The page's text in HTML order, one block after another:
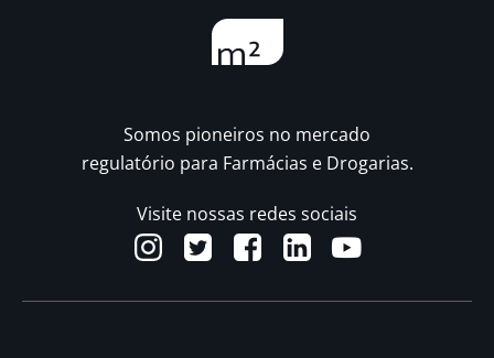
Somos pioneiros no mercado
regulatório para Farmácias e Drogarias.
Visite nossas redes sociais